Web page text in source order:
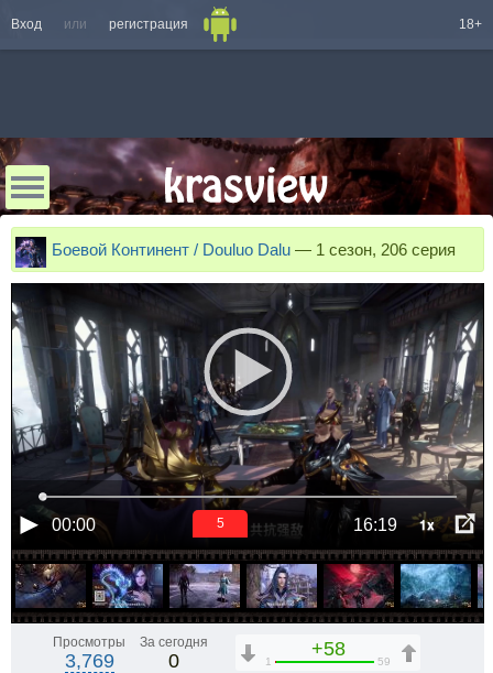
Вход или регистрация 18+
Боевой Континент / Douluo Dalu — 1 сезон, 206 серия
00:00 16:19 1x
5
Просмотры
3,769
За сегодня
0
+58
1 59